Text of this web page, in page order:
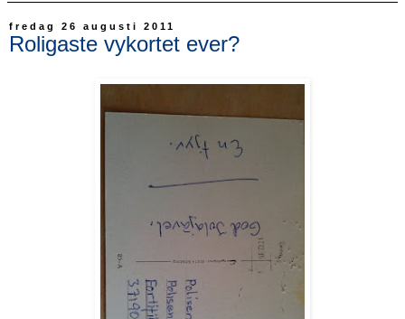
fredag 26 augusti 2011
Roligaste vykortet ever?